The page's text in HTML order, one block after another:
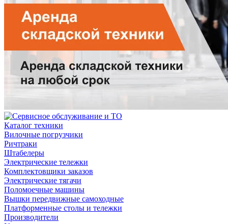
Каталог техники
Вилочные погрузчики
Ричтраки
Штабелеры
Электрические тележки
Комплектовщики заказов
Электрические тягачи
Поломоечные машины
Вышки передвижные самоходные
Платформенные столы и тележки
Производители